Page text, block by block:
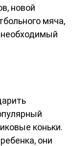
новой
мяча,
коньки.
они